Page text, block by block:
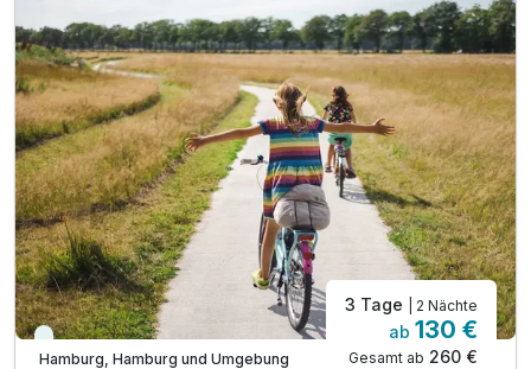
inkl. W-LAN Nutzung auf dem Zimmer
inkl. Nutzung Wellnessbereich
inkl. Nutzung Fitnessbereich
inkl. Kultur- und Tourismus Taxe
Viele Termine frei
Hamburg, Hamburg und Umgebung
3 Tage | 2 Nächte
ab 130 €
Gesamt ab 260 €